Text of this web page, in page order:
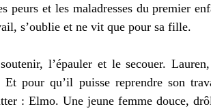
peurs et les maladresses du premier
s’oublie et ne vit que pour sa fille.
l’épauler et le secouer.
Et pour qu’il puisse reprendre son
: Elmo. Une jeune femme douce,